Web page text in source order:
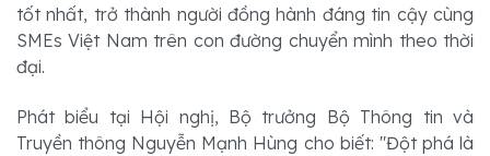
tốt nhất, trở thành người đồng hành đáng tin cậy cùng
SMEs Việt Nam trên con đường chuyển mình theo thời
đại.
Phát biểu tại Hội nghị, Bộ trưởng Bộ Thông tin và
Truyền thông Nguyễn Mạnh Hùng cho biết: "Đột phá là